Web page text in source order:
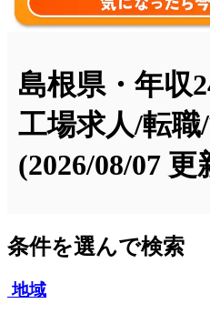
島根県・年収
工場求人/転職
(2026/08/07 更
条件を選んで検索
地域